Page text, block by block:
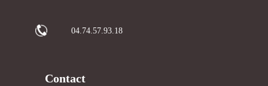
04.74.57.93.18
Contact